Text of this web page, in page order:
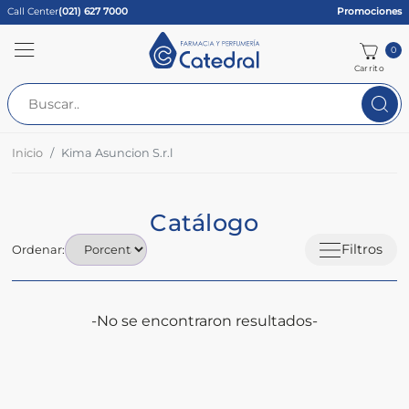
Call Center(021) 627 7000 Promociones
Carrito
0
Inicio Kima Asuncion S.r.l
Catálogo
Filtros
Ordenar:
-No se encontraron resultados-